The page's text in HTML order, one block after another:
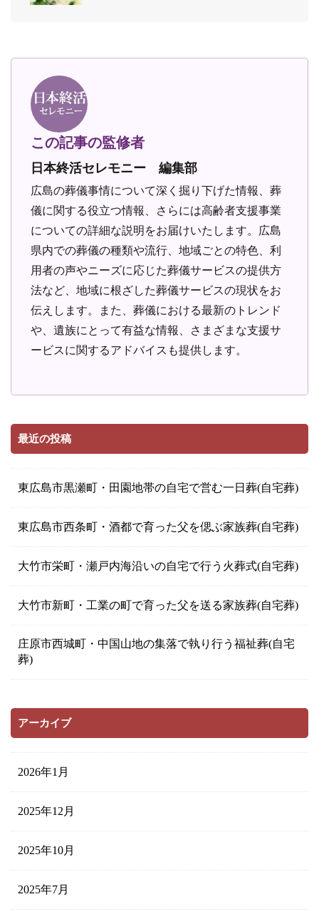
この記事の監修者
日本終活セレモニー 編集部
広島の葬儀事情について深く掘り下げた情報、葬
儀に関する役立つ情報、さらには高齢者支援事業
についての詳細な説明をお届けいたします。広島
県内での葬儀の種類や流行、地域ごとの特色、利
用者の声やニーズに応じた葬儀サービスの提供方
法など、地域に根ざした葬儀サービスの現状をお
伝えします。また、葬儀における最新のトレンド
や、遺族にとって有益な情報、さまざまな支援サ
ービスに関するアドバイスも提供します。
最近の投稿
東広島市黒瀬町・田園地帯の自宅で営む一日葬(自宅葬)
東広島市西条町・酒都で育った父を偲ぶ家族葬(自宅葬)
大竹市栄町・瀬戸内海沿いの自宅で行う火葬式(自宅葬)
大竹市新町・工業の町で育った父を送る家族葬(自宅葬)
庄原市西城町・中国山地の集落で執り行う福祉葬(自宅
葬)
アーカイブ
2026年1月
2025年12月
2025年10月
2025年7月